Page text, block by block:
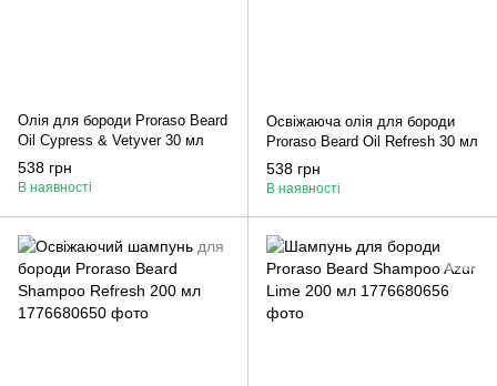
Олія для бороди Proraso Beard
Oil Cypress & Vetyver 30 мл
538 грн
В наявності
Освіжаюча олія для бороди
Proraso Beard Oil Refresh 30 мл
538 грн
В наявності